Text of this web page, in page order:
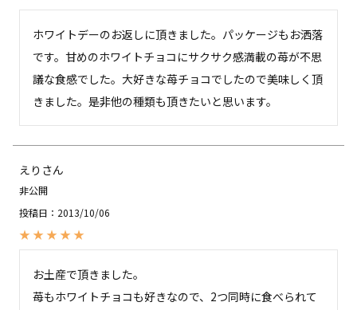
ホワイトデーのお返しに頂きました。パッケージもお洒落
です。甘めのホワイトチョコにサクサク感満載の苺が不思
議な食感でした。大好きな苺チョコでしたので美味しく頂
きました。是非他の種類も頂きたいと思います。
えり
非公開
投稿日
2013/10/06
お土産で頂きました。
苺もホワイトチョコも好きなので、2つ同時に食べられて